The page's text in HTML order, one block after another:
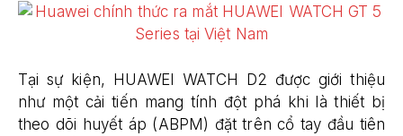
Tại sự kiện, HUAWEI WATCH D2 được giới thiệu
như một cải tiến mang tính đột phá khi là thiết bị
theo dõi huyết áp (ABPM) đặt trên cổ tay đầu tiên